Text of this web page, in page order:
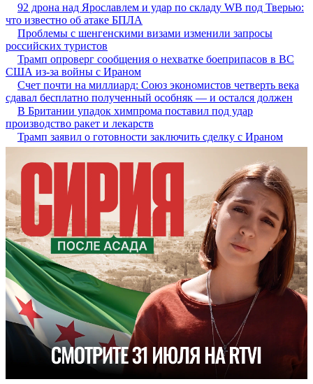
92 дрона над Ярославлем и удар по складу WB под Тверью:
что известно об атаке БПЛА
Проблемы с шенгенскими визами изменили запросы
российских туристов
Трамп опроверг сообщения о нехватке боеприпасов в ВС
США из-за войны с Ираном
Счет почти на миллиард: Союз экономистов четверть века
сдавал бесплатно полученный особняк — и остался должен
В Британии упадок химпрома поставил под удар
производство ракет и лекарств
Трамп заявил о готовности заключить сделку с Ираном